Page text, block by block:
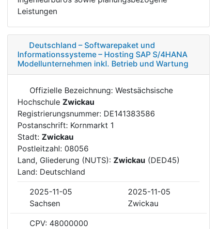
Leistungen
Deutschland – Softwarepaket und
Informationssysteme – Hosting SAP S/4HANA
Modellunternehmen inkl. Betrieb und Wartung
Offizielle Bezeichnung: Westsächsische
Hochschule Zwickau
Registrierungsnummer: DE141383586
Postanschrift: Kornmarkt 1
Stadt: Zwickau
Postleitzahl: 08056
Land, Gliederung (NUTS): Zwickau (DED45)
Land: Deutschland
2025-11-05
2025-11-05
Sachsen
Zwickau
CPV: 48000000